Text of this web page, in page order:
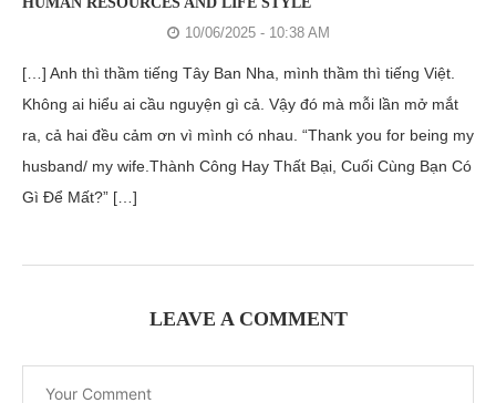
10/06/2025 - 10:38 AM
[…] Anh thì thầm tiếng Tây Ban Nha, mình thầm thì tiếng Việt.
Không ai hiểu ai cầu nguyện gì cả. Vậy đó mà mỗi lần mở mắt
ra, cả hai đều cảm ơn vì mình có nhau. “Thank you for being my
husband/ my wife.Thành Công Hay Thất Bại, Cuối Cùng Bạn Có
Gì Để Mất?” […]
LEAVE A COMMENT